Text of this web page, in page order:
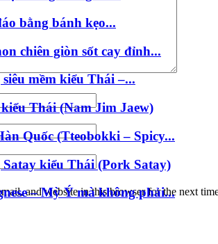
and website in this browser for the next